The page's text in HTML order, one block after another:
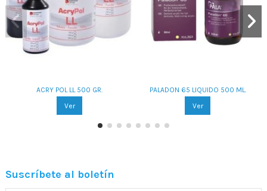
ACRY POL LL 500 GR.
Ver
PALADON 65 LIQUIDO 500 ML.
Ver
Suscríbete al boletín